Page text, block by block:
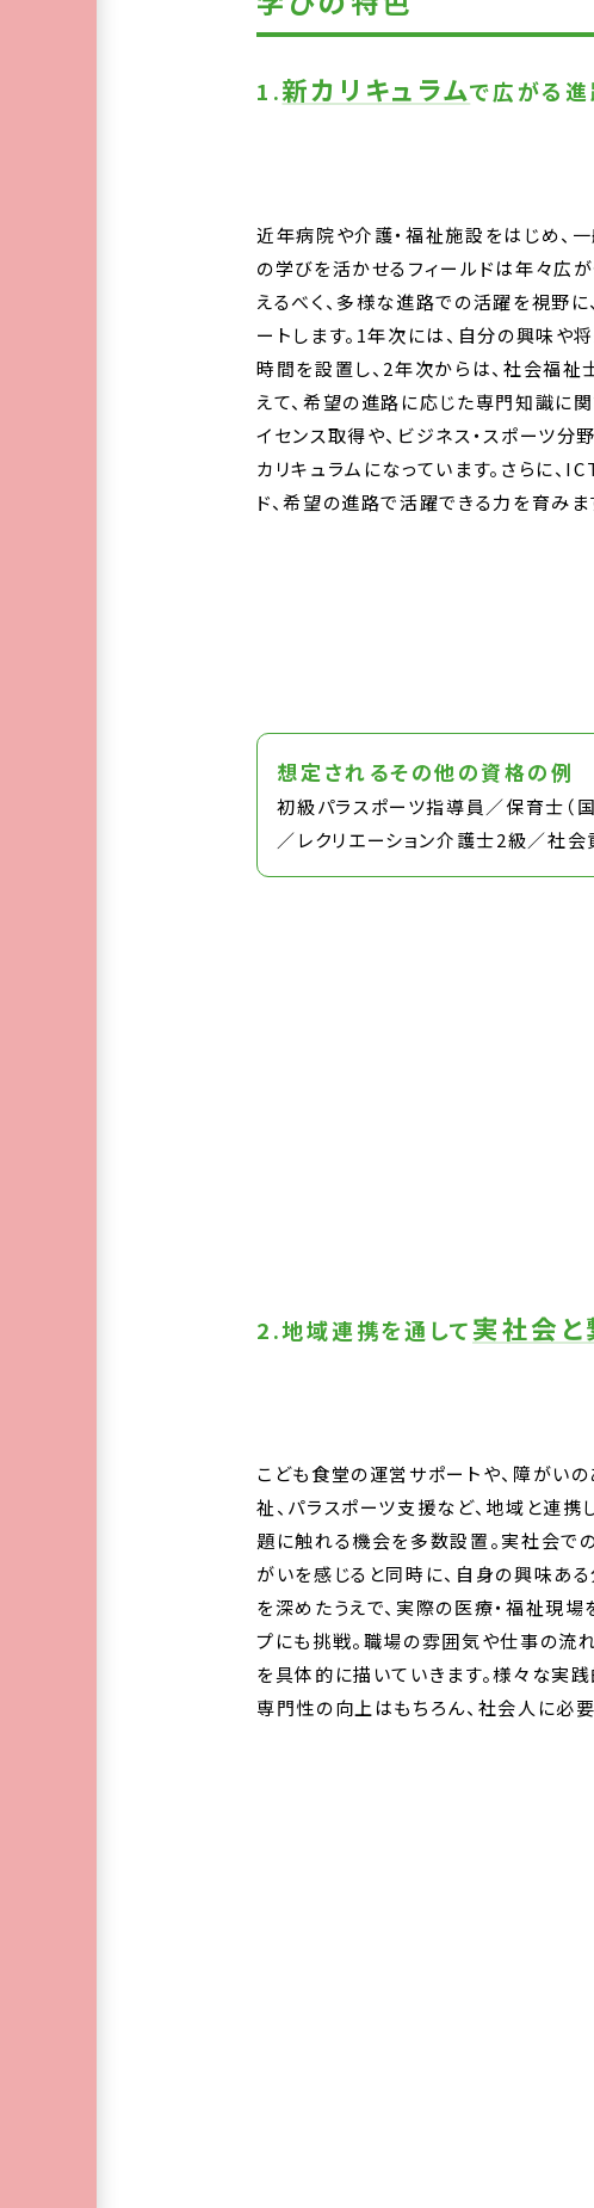
1.新カリキュラムで広がる進
近年病院や介護・福祉施設をはじめ、
の学びを活かせるフィールドは年々広
えるべく、多様な進路での活躍を視野
ートします。1年次には、自分の興味や
時間を設置し、2年次からは、社会福
えて、希望の進路に応じた専門知識に
イセンス取得や、ビジネス・スポーツ
カリキュラムになっています。さらに、
ド、希望の進路で活躍できる力を育みま
想定されるその他の資格の例
初級パラスポーツ指導員／保育士（
／レクリエーション介護士2級／社
2.地域連携を通して実社会と
こども食堂の運営サポートや、障がい
祉、パラスポーツ支援など、地域と連
題に触れる機会を多数設置。実社会で
がいを感じると同時に、自身の興味あ
を深めたうえで、実際の医療・福祉現
プにも挑戦。職場の雰囲気や仕事の流
を具体的に描いていきます。様々な実
専門性の向上はもちろん、社会人に必